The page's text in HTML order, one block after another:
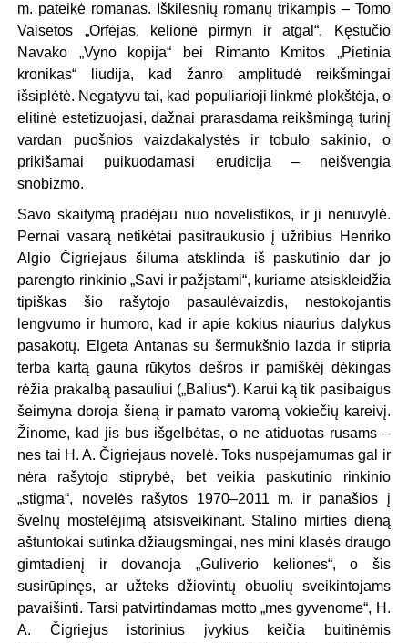
m. pateikė romanas. Iškilesnių romanų trikampis – Tomo
Vaisetos „Orfėjas, kelionė pirmyn ir atgal“, Kęstučio
Navako „Vyno kopija“ bei Rimanto Kmitos „Pietinia
kronikas“ liudija, kad žanro amplitudė reikšmingai
išsiplėtė. Negatyvu tai, kad populiarioji linkmė plokštėja, o
elitinė estetizuojasi, dažnai prarasdama reikšmingą turinį
vardan puošnios vaizdakalystės ir tobulo sakinio, o
prikišamai puikuodamasi erudicija – neišvengia
snobizmo.
Savo skaitymą pradėjau nuo novelistikos, ir ji nenuvylė.
Pernai vasarą netikėtai pasitraukusio į užribius Henriko
Algio Čigriejaus šiluma atsklinda iš paskutinio dar jo
parengto rinkinio „Savi ir pažįstami“, kuriame atsiskleidžia
tipiškas šio rašytojo pasaulėvaizdis, nestokojantis
lengvumo ir humoro, kad ir apie kokius niaurius dalykus
pasakotų. Elgeta Antanas su šermukšnio lazda ir stipria
terba kartą gauna rūkytos dešros ir pamiškėj dėkingas
rėžia prakalbą pasauliui („Balius“). Karui ką tik pasibaigus
šeimyna doroja šieną ir pamato varomą vokiečių kareivį.
Žinome, kad jis bus išgelbėtas, o ne atiduotas rusams –
nes tai H. A. Čigriejaus novelė. Toks nuspėjamumas gal ir
nėra rašytojo stiprybė, bet veikia paskutinio rinkinio
„stigma“, novelės rašytos 1970–2011 m. ir panašios į
švelnų mostelėjimą atsisveikinant. Stalino mirties dieną
aštuntokai sutinka džiaugsmingai, nes mini klasės draugo
gimtadienį ir dovanoja „Guliverio keliones“, o šis
susirūpinęs, ar užteks džiovintų obuolių sveikintojams
pavaišinti. Tarsi patvirtindamas motto „mes gyvenome“, H.
A. Čigriejus istorinius įvykius keičia buitinėmis